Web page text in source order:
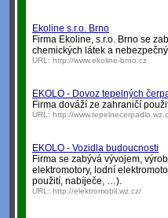
Ekoline s.r.o. Brno
Firma Ekoline, s.r.o. Brno se
chemických látek a
URL: http://www.ekoline-brno.cz
EKOLO - Dovoz tepelných
Firma dováží ze zahraničí
URL: http://
EKOLO - Vozidla budoucnosti
Firma se zabývá vývojem,
elektromotory, lodní
použití, nabíječe, …).
URL: http://elektromobil.wz.cz/